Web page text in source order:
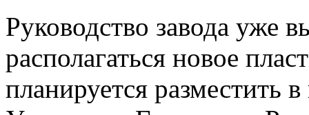
Руководство завода уже
располагаться новое
планируется разместить